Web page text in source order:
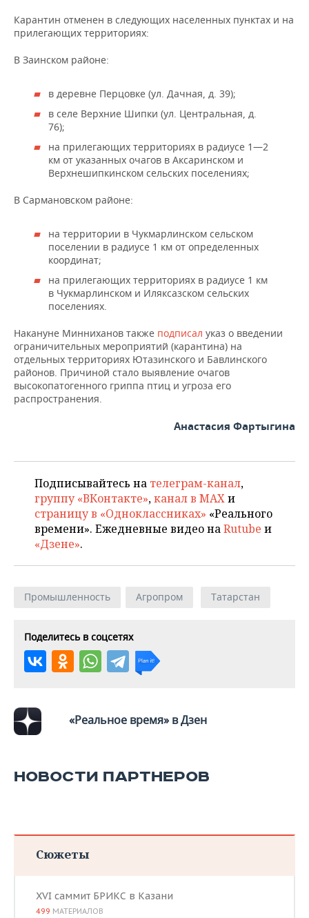
ХОККЕЙ С МЯЧОМ
ПРОИСШЕСТВИЯ
Карантин отменен в следующих населенных пунктах и на
прилегающих территориях:
В Заинском районе:
в деревне Перцовке (ул. Дачная, д. 39);
в селе Верхние Шипки (ул. Центральная, д.
76);
на прилегающих территориях в радиусе 1—2
км от указанных очагов в Аксаринском и
Верхнешипкинском сельских поселениях;
В Сармановском районе:
на территории в Чукмарлинском сельском
поселении в радиусе 1 км от определенных
координат;
на прилегающих территориях в радиусе 1 км
в Чукмарлинском и Иляксазском сельских
поселениях.
Накануне Минниханов также подписал указ о введении
ограничительных мероприятий (карантина) на
отдельных территориях Ютазинского и Бавлинского
районов. Причиной стало выявление очагов
высокопатогенного гриппа птиц и угроза его
распространения.
Анастасия Фартыгина
Подписывайтесь на телеграм-канал,
группу «ВКонтакте»,канал в MAXи
страницу в «Одноклассниках» «Реального
времени». Ежедневные видео наRutube и
«Дзене».
Промышленность Агропром Татарстан
Поделитесь в соцсетях
«Реальное время» в Дзен
НОВОСТИ ПАРТНЕРОВ
Сюжеты
XVI саммит БРИКС в Казани
499 МАТЕРИАЛОВ